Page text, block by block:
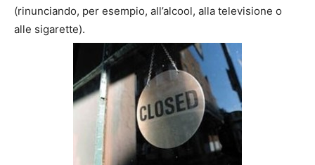
(rinunciando, per esempio, all’alcool, alla televisione o
alle sigarette).